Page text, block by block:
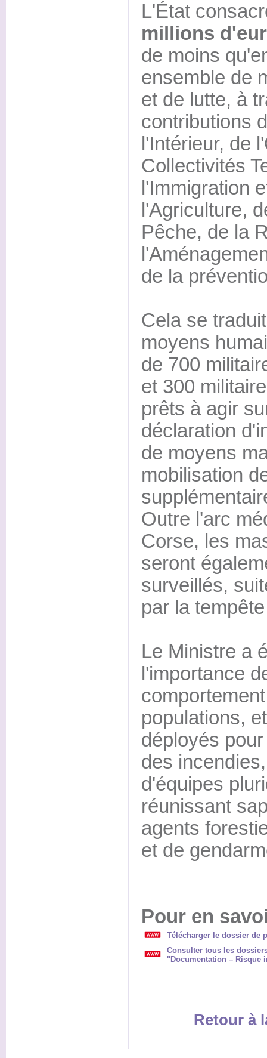
L'État
millions
de moins
ensemble de
et de lutte, à
contributions
l'Intérieur, de
Collectivités
l'Immigration
l'Agriculture,
Pêche, de la
de la
Cela se
moyens
de 700
et 300
prêts à agir
déclaration
de moyens
mobilisation
Outre l'arc
Corse, les
seront
surveillés,
par la
Le Ministre a
l'importance
populations,
déployés
des
d'équipes
réunissant
agents
et de
Pour en
Télécharger le dossier de
Consulter tous les
"Documentation – Risque
Retour à